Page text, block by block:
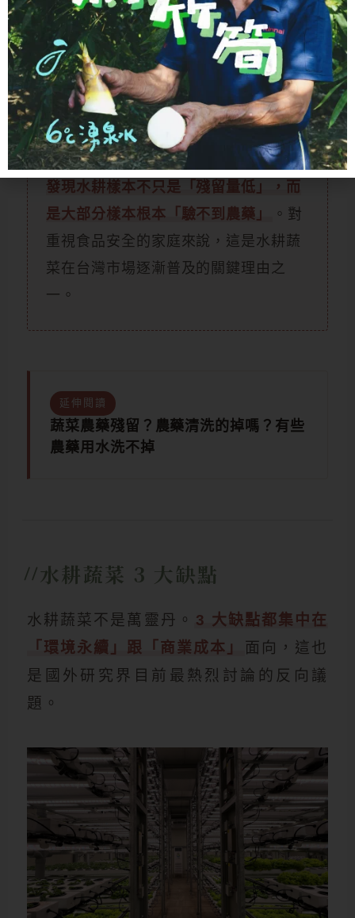
84%」這個數據這麼重要？
2024 年 Foods 期刊這份研究是目前學
術界對「水耕菜農藥比慣行低」最強的
證據之一。研究人員分析了泰國市場上
的萵苣、芹菜、番茄、小黃瓜四種常見
蔬菜，分別來自水耕跟慣行系統。結果
發現水耕樣本不只是「殘留量低」，而
是大部分樣本根本「驗不到農藥」
。對
重視食品安全的家庭來說，這是水耕蔬
菜在台灣市場逐漸普及的關鍵理由之
一。
延伸閱讀
蔬菜農藥殘留？農藥清洗的掉嗎？有些
農藥用水洗不掉
水耕蔬菜 3 大缺點
水耕蔬菜不是萬靈丹。 3 大缺點都集中在
「環境永續」跟「商業成本」
面向，這也
是國外研究界目前最熱烈討論的反向議
題。